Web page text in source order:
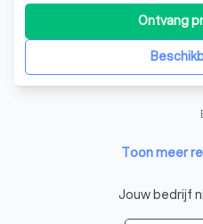
gevoel te geven. We werken
die hun vak verstaan en altijd
wij zorgen dat alles so
Ontvang
Toon meer
Jouw bedrijf